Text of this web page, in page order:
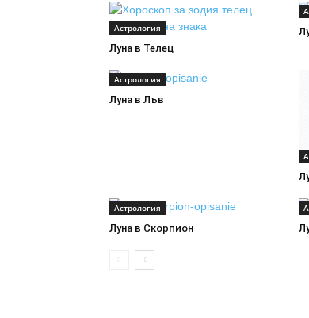
Астрология
Луна в Телец
Астрология
Луна в Лъв
Астрология
Луна в Скорпион